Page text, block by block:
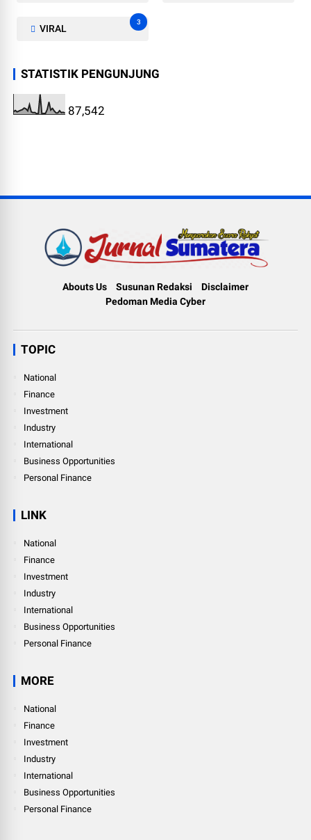
VIRAL
3
STATISTIK PENGUNJUNG
87,542
Abouts Us Susunan Redaksi
Disclaimer
Pedoman Media Cyber
TOPIC
National
Finance
Investment
Industry
International
Business Opportunities
Personal Finance
LINK
National
Finance
Investment
Industry
International
Business Opportunities
Personal Finance
MORE
National
Finance
Investment
Industry
International
Business Opportunities
Personal Finance